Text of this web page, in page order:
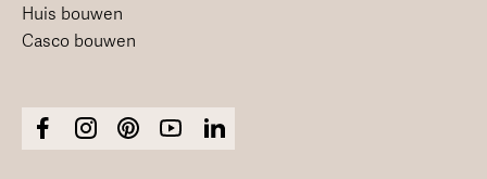
Huis bouwen
Casco bouwen